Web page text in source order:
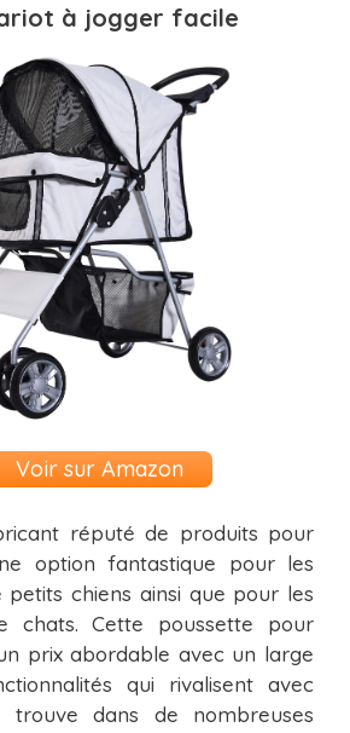
à jogger facile
Voir sur Amazon
réputé de produits pour
option fantastique pour les
chiens ainsi que pour les
chats. Cette poussette pour
prix abordable avec un large
qui rivalisent avec
trouve dans de nombreuses